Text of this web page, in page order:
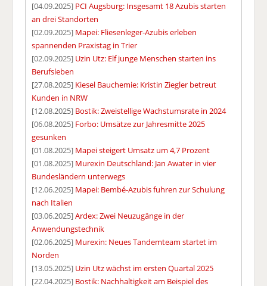
[04.09.2025] PCI Augsburg: Insgesamt 18 Azubis starten
an drei Standorten
[02.09.2025] Mapei: Fliesenleger-Azubis erleben
spannenden Praxistag in Trier
[02.09.2025] Uzin Utz: Elf junge Menschen starten ins
Berufsleben
[27.08.2025] Kiesel Bauchemie: Kristin Ziegler betreut
Kunden in NRW
[12.08.2025] Bostik: Zweistellige Wachstumsrate in 2024
[06.08.2025] Forbo: Umsätze zur Jahresmitte 2025
gesunken
[01.08.2025] Mapei steigert Umsatz um 4,7 Prozent
[01.08.2025] Murexin Deutschland: Jan Awater in vier
Bundesländern unterwegs
[12.06.2025] Mapei: Bembé-Azubis fuhren zur Schulung
nach Italien
[03.06.2025]Ardex: Zwei Neuzugänge in der
Anwendungstechnik
[02.06.2025] Murexin: Neues Tandemteam startet im
Norden
[13.05.2025] Uzin Utz wächst im ersten Quartal 2025
[22.04.2025] Bostik: Nachhaltigkeit am Beispiel des